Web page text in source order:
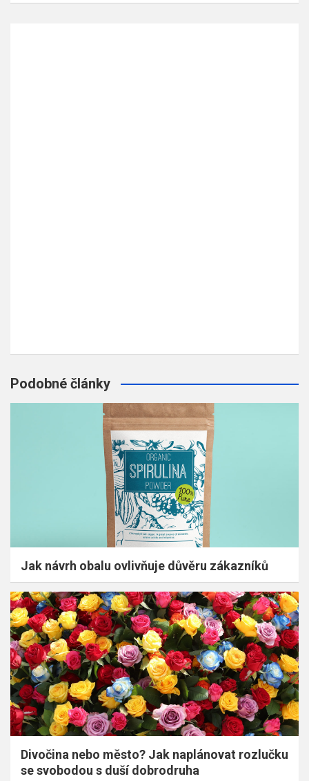
Podobné články
Jak návrh obalu ovlivňuje důvěru zákazníků
Divočina nebo město? Jak naplánovat rozlučku
se svobodou s duší dobrodruha